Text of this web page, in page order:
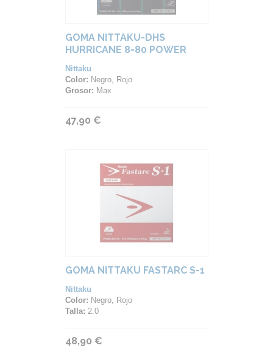
GOMA NITTAKU-DHS
HURRICANE 8-80 POWER
Nittaku
Color: Negro, Rojo
Grosor: Max
47,90 €
GOMA NITTAKU FASTARC S-1
Nittaku
Color: Negro, Rojo
Talla: 2.0
48,90 €